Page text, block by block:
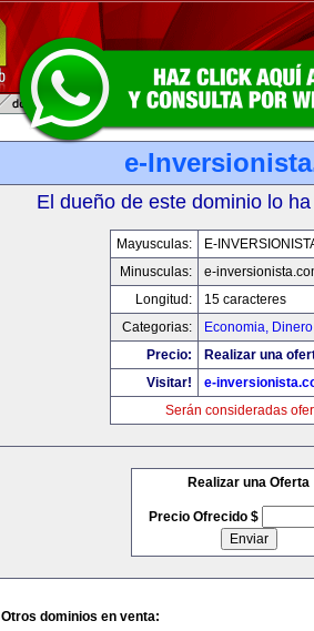
e-
El dueño de este dominio lo
Mayusculas:
E-
Minusculas:
e-
Longitud:
15 caracteres
Categorias:
Economia,
Precio:
Realizar una
Visitar!
e-
Serán consideradas
Realizar una Oferta
Precio Ofrecido $
Otros dominios en venta: